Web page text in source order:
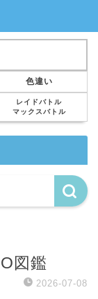
色違い
レイドバトル
マックスバトル
図鑑
2026-07-08